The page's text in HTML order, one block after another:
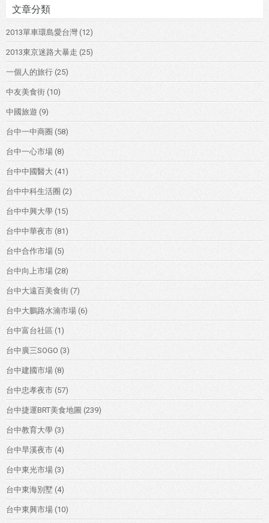
文章分類
2013單車環島愛台灣 (12)
2013東京迷路大暴走 (25)
一個人的旅行 (25)
中友美食街 (10)
中國旅遊 (9)
台中一中商圈 (58)
台中一心市場 (8)
台中中國醫大 (41)
台中中科生活圈 (2)
台中中興大學 (15)
台中中華夜市 (81)
台中合作市場 (5)
台中向上市場 (28)
台中大遠百美食街 (7)
台中大鵬路水湳市場 (6)
台中富台社區 (1)
台中廣三SOGO (3)
台中建國市場 (8)
台中忠孝夜市 (57)
台中捷運BRT美食地圖 (239)
台中教育大學 (3)
台中旱溪夜市 (4)
台中東光市場 (3)
台中東海別墅 (4)
台中東興市場 (10)